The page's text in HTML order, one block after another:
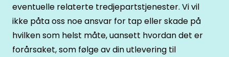
eventuelle relaterte tredjepartstjenester. Vi vil
ikke påta oss noe ansvar for tap eller skade på
hvilken som helst måte, uansett hvordan det er
forårsaket, som følge av din utlevering til